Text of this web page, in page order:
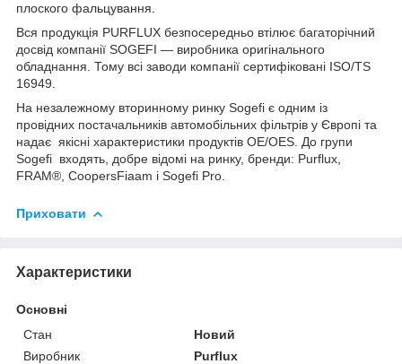
плоского фальцування.
Вся продукція PURFLUX безпосередньо втілює багаторічний
досвід компанії SOGEFI — виробника оригінального
обладнання. Тому всі заводи компанії сертифіковані ISO/TS
16949.
На незалежному вторинному ринку Sogefi є одним із
провідних постачальників автомобільних фільтрів у Європі та
надає якісні характеристики продуктів OE/OES. До групи
Sogefi входять, добре відомі на ринку, бренди: Purflux,
FRAM®, CoopersFiaam і Sogefi Pro.
Приховати
Характеристики
Основні
Стан
Новий
Виробник
Purflux